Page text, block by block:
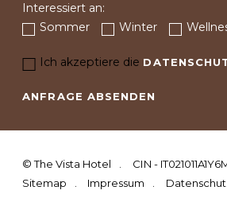
Interessiert an:
Sommer
Winter
Ich akzeptiere die
ANFRAGE ABSENDEN
©The Vista Hotel
CIN -
Sitemap
Impressum